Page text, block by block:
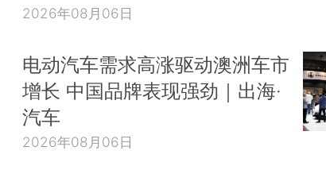
2026年08月06日
电动汽车需求高涨驱动澳洲车市
增长 中国品牌表现强劲｜出海·
汽车
2026年08月06日